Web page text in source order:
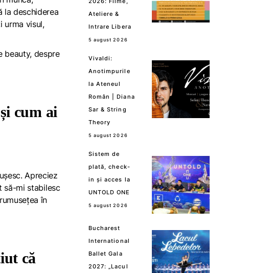
la deschiderea
urma visul,
beauty, despre
cum ai
Apreciez
să-mi stabilesc
în
că
Ateliere &
Intrare Libera
5 august 2026
Vivaldi:
Anotimpurile
la Ateneul
Român | Diana
Sar & String
Theory
5 august 2026
Sistem de
plată, check-
in și acces la
UNTOLD ONE
5 august 2026
Bucharest
International
Ballet Gala
2027: „Lacul